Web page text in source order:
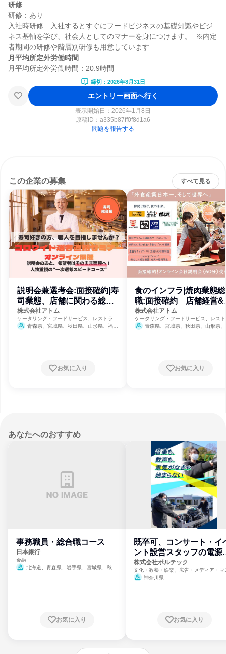
研修
研修：あり
入社時研修　入社するとすぐにフードビジネスの基礎知識やビジ
ネス基軸を学び、社会人としてのマナーを身につけます。  ※内定
月平均所定外労働時間
締切：2026年8月31日
エントリー画面へ行く
表示開始日：2026年1月8日
原稿ID： a335b87ff0f8d1a6
問題を報告する
この企業の募集 すべて見る
説明会兼選考会:面接確約|寿
司業態、店舗に関わる総合
職 AT
株式会社アトム
ケータリング・フードサービス、レストラ
ン・カフェ、飲食
青森県、宮城県、秋田県、山形県、福島
阪府、兵庫県、奈良県、山口県、福岡県、熊
8月31日締切
お気に入り
食のインフラ|焼肉業態
職:面接確約 店舗経営&
長 AT
株式会社アトム
ケータリング・フードサービス、レス
ン・カフェ、飲食
青森県、宮城県、秋田県、山形県
阪府、兵庫県、奈良県、山口県、福岡
8月31日締切
お気に入り
あなたへのおすすめ
事務職員・総合職コース
日本銀行
金融
北海道、青森県、岩手県、宮城県、秋田
崎県、熊本県、大分県、宮崎県、鹿児島県、
お気に入り
既卒可、コンサート・イ
ント設営スタッフの電源
門
株式会社ボルテック
文化・教養・娯楽、広告・メディア・マ
ミ、電力・ガス・水道・エネルギー
神奈川県
お気に入り